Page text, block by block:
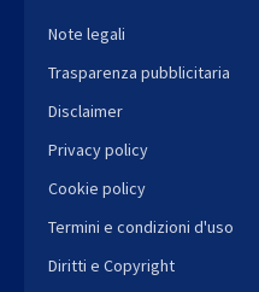
Note legali
Trasparenza pubblicitaria
Disclaimer
Privacy policy
Cookie policy
Termini e condizioni d'uso
Diritti e Copyright